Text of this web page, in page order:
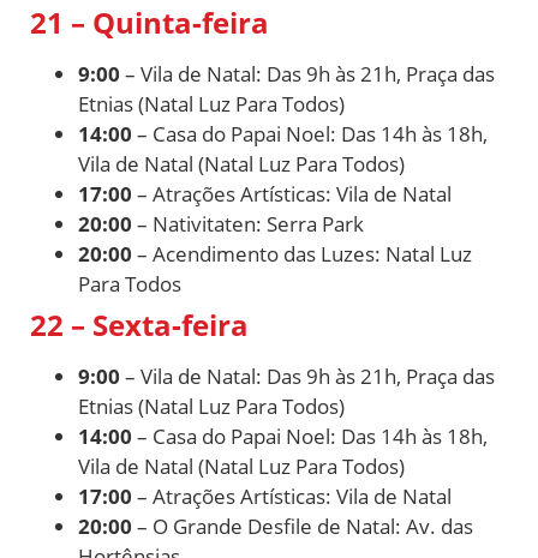
21 – Quinta-feira
9:00 – Vila de Natal: Das 9h às 21h, Praça das
Etnias (Natal Luz Para Todos)
14:00 – Casa do Papai Noel: Das 14h às 18h,
Vila de Natal (Natal Luz Para Todos)
17:00 – Atrações Artísticas: Vila de Natal
20:00 – Nativitaten: Serra Park
20:00 – Acendimento das Luzes: Natal Luz
Para Todos
22 – Sexta-feira
9:00 – Vila de Natal: Das 9h às 21h, Praça das
Etnias (Natal Luz Para Todos)
14:00 – Casa do Papai Noel: Das 14h às 18h,
Vila de Natal (Natal Luz Para Todos)
17:00 – Atrações Artísticas: Vila de Natal
20:00 – O Grande Desfile de Natal: Av. das